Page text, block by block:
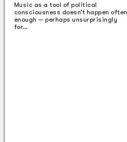
Penapisan
Sejarah Lisan
Mengenai Kami
Music as a tool of political
consciousness doesn’t happen often
enough — perhaps unsurprisingly
for…